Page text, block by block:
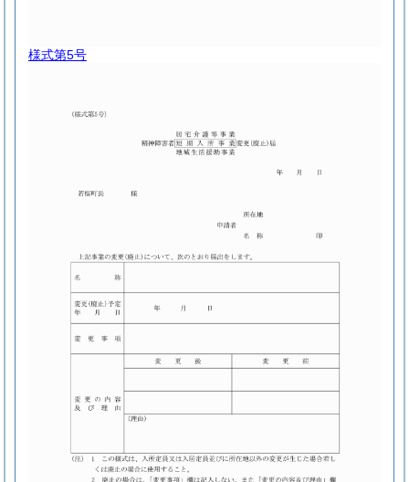
様式第5号